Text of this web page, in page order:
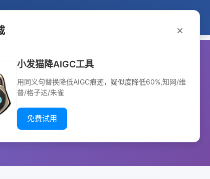
小发猫降AIGC工具
用同义句替换降低AIGC痕迹，疑似度降低60%,知网/维
普/格子达/朱雀
免费试用